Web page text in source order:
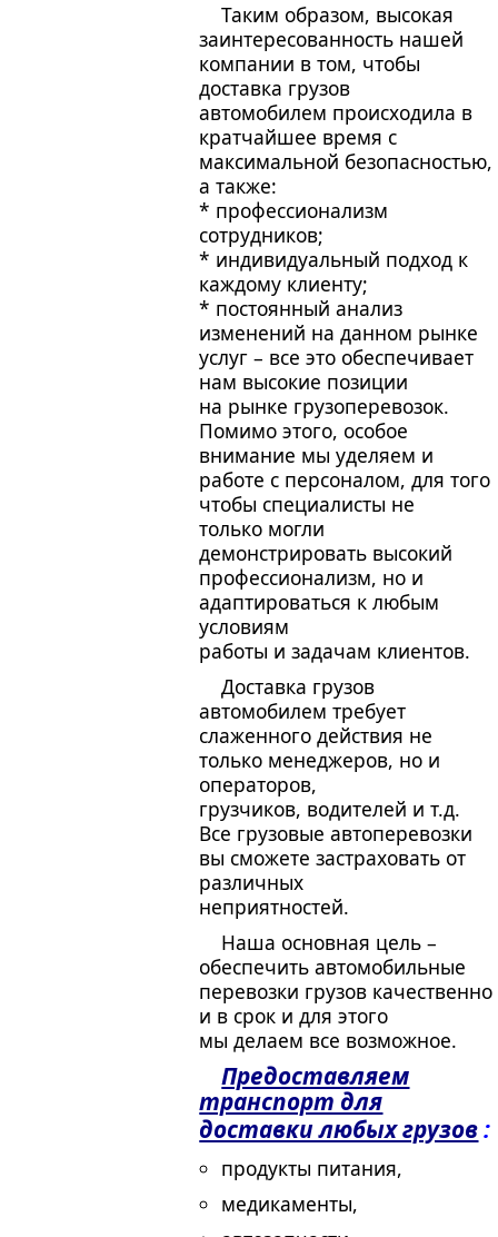
Таким образом, высокая
заинтересованность нашей
компании в том, чтобы
доставка грузов
автомобилем происходила в
кратчайшее время с
максимальной безопасностью,
а также:
* профессионализм
сотрудников;
* индивидуальный подход к
каждому клиенту;
* постоянный анализ
изменений на данном рынке
услуг – все это обеспечивает
нам высокие позиции
на рынке грузоперевозок.
Помимо этого, особое
внимание мы уделяем и
работе с персоналом, для того
чтобы специалисты не
только могли
демонстрировать высокий
профессионализм, но и
адаптироваться к любым
условиям
работы и задачам клиентов.
Доставка грузов
автомобилем требует
слаженного действия не
только менеджеров, но и
операторов,
грузчиков, водителей и т.д.
Все грузовые автоперевозки
вы сможете застраховать от
различных
неприятностей.
Наша основная цель –
обеспечить автомобильные
перевозки грузов качественно
и в срок и для этого
мы делаем все возможное.
Предоставляем
транспорт для
доставки любых грузов:
продукты питания,
медикаменты,